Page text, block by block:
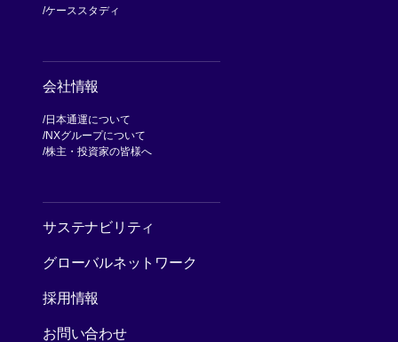
ケーススタディ
会社情報
日本通運について
NXグループについて
株主・投資家の皆様へ
サステナビリティ
グローバルネットワーク
採用情報
お問い合わせ